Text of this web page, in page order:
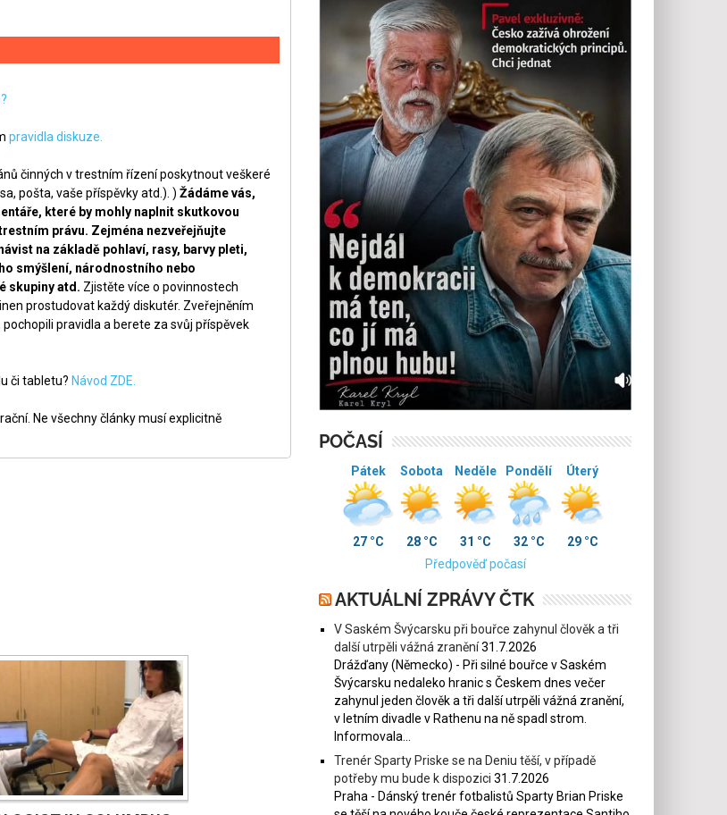
pravidla diskuze.
činných v trestním řízení poskytnout veškeré
pošta, vaše příspěvky atd.). ) Žádáme vás,
které by mohly naplnit skutkovou
právu. Zejména nezveřejňujte
na základě pohlaví, rasy, barvy pleti,
smýšlení, národnostního nebo
skupiny atd. Zjistěte více o povinnostech
prostudovat každý diskutér. Zveřejněním
pravidla a berete za svůj příspěvek
či tabletu? Návod ZDE.
Ne všechny články musí explicitně
POČASÍ
Pátek
27 °C
Sobota
28 °C
Neděle
31 °C
Pondělí
32 °C
Úterý
29 °C
Předpověď počasí
AKTUÁLNÍ ZPRÁVY ČTK
V Saském Švýcarsku při bouřce zahynul člověk a tři
další utrpěli vážná zranění31.7.2026
Drážďany (Německo) - Při silné bouřce v Saském
Švýcarsku nedaleko hranic s Českem dnes večer
zahynul jeden člověk a tři další utrpěli vážná zranění,
v letním divadle v Rathenu na ně spadl strom.
Informovala...
Trenér Sparty Priske se na Deniu těší, v případě
potřeby mu bude k dispozici 31.7.2026
Praha - Dánský trenér fotbalistů Sparty Brian Priske